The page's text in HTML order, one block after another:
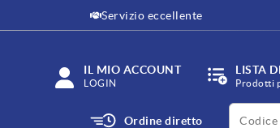
Servizio eccellente
IL MIO ACCOUNT
LOGIN
LISTA
Prodotti
Ordine diretto